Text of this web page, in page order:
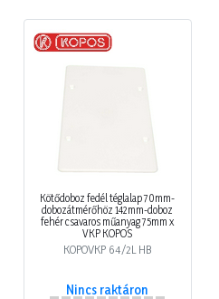
Kötődoboz fedél téglalap 70mm-
dobozátmérőhöz 142mm-doboz
fehér csavaros műanyag 75mm x
VKP KOPOS
KOPOVKP 64/2L HB
Nincs raktáron